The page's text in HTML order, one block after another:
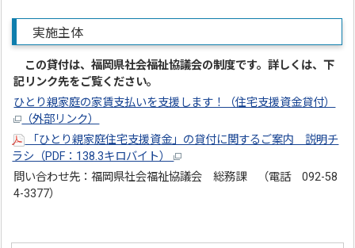
実施主体
この貸付は、福岡県社会福祉協議会の制度です。詳しくは、下
記リンク先をご覧ください。
ひとり親家庭の家賃支払いを支援します！（住宅支援資金貸付）
（外部リンク）
「ひとり親家庭住宅支援資金」の貸付に関するご案内 説明チ
ラシ（PDF：138.3キロバイト）
問い合わせ先：福岡県社会福祉協議会 総務課 （電話 092-58
4-3377）